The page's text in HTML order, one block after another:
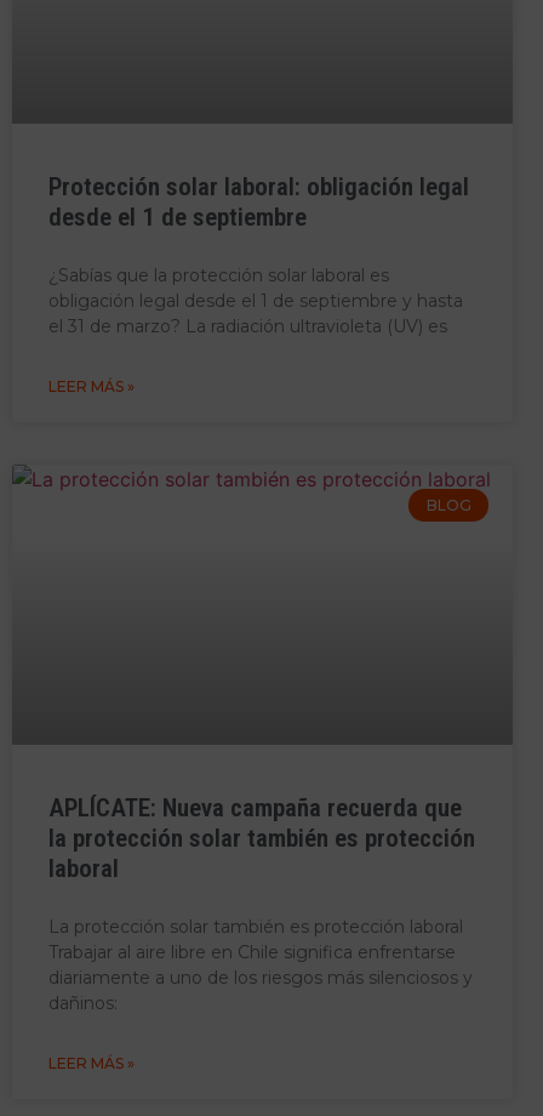
Protección solar laboral: obligación legal
desde el 1 de septiembre
¿Sabías que la protección solar laboral es
obligación legal desde el 1 de septiembre y hasta
el 31 de marzo? La radiación ultravioleta (UV) es
LEER MÁS »
BLOG
APLÍCATE: Nueva campaña recuerda que
la protección solar también es protección
laboral
La protección solar también es protección laboral
Trabajar al aire libre en Chile significa enfrentarse
diariamente a uno de los riesgos más silenciosos y
dañinos:
LEER MÁS »